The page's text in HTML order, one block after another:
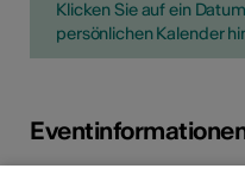
Klicken Sie auf ein
persönlichen Kalender